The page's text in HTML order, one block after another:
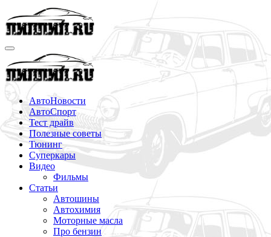
Перейти
к
содержимому
АвтоНовости
АвтоСпорт
Тест драйв
Полезные советы
Тюнинг
Суперкары
Видео
Фильмы
Статьи
Автошины
Автохимия
Моторные масла
Про бензин